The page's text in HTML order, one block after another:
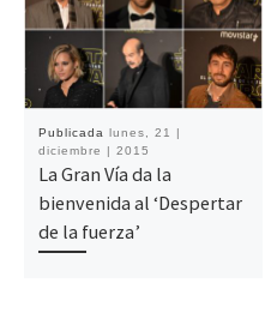
Publicada lunes, 21 |
diciembre | 2015
La Gran Vía da la
bienvenida al ‘Despertar
de la fuerza’